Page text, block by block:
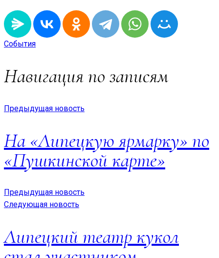
События
Навигация по записям
Предыдущая новость
На «Липецкую ярмарку» по
«Пушкинской карте»
Предыдущая новость
Следующая новость
Липецкий театр кукол